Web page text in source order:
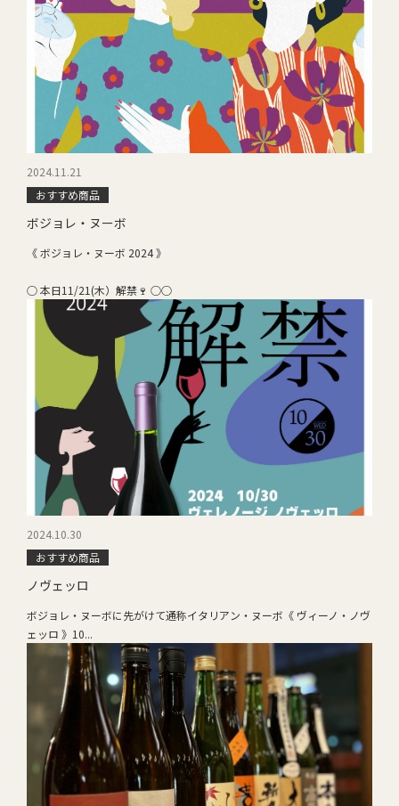
2024.11.21
おすすめ商品
ボジョレ・ヌーボ
《 ボジョレ・ヌーボ 2024 》
○ 本日11/21(木）解禁🍷 ○○
2024.10.30
おすすめ商品
ノヴェッロ
ボジョレ・ヌーボに先がけて通称イタリアン・ヌーボ《 ヴィーノ・ノヴ
ェッロ 》10...